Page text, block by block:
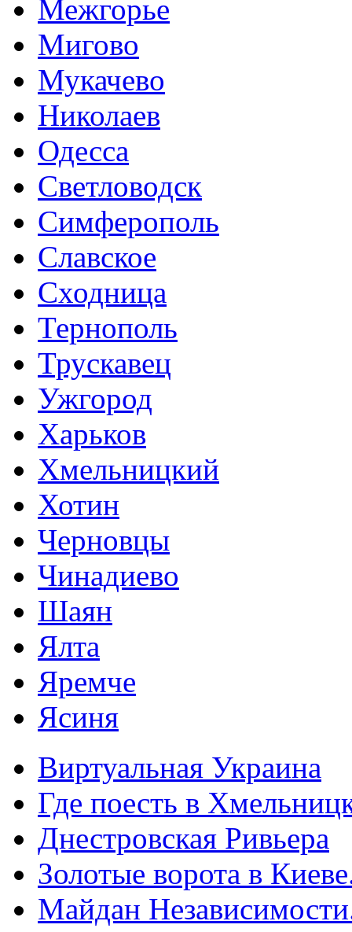
Межгорье
Мигово
Мукачево
Николаев
Одесса
Светловодск
Симферополь
Славское
Сходница
Тернополь
Трускавец
Ужгород
Харьков
Хмельницкий
Хотин
Черновцы
Чинадиево
Шаян
Ялта
Яремче
Ясиня
Виртуальная Украина
Где поесть в
Днестровская Ривьера
Золотые ворота в
Майдан